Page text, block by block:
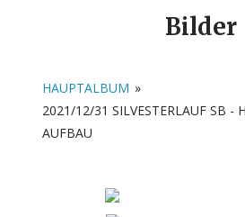
Bilder
HAUPTALBUM »
2021/12/31 SILVESTERLAUF SB -
AUFBAU